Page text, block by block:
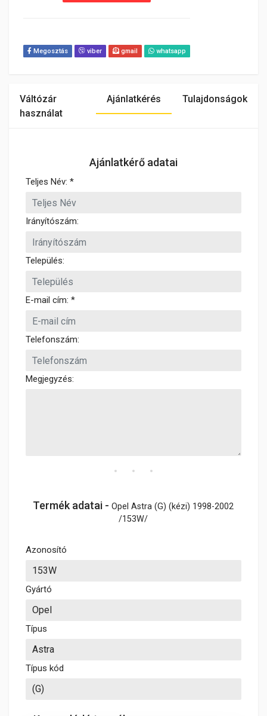
Megosztás viber gmail whatsapp
Váltózár
használat
Ajánlatkérés Tulajdonságok
Ajánlatkérő adatai
Teljes Név: *
Irányítószám:
Település:
E-mail cím: *
Telefonszám:
Megjegyzés:
Termék adatai -Opel Astra (G) (kézi) 1998-2002
/153W/
Azonosító
Gyártó
Típus
Típus kód